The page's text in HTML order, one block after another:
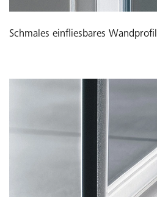
Schmales einfliesbares Wandprofil